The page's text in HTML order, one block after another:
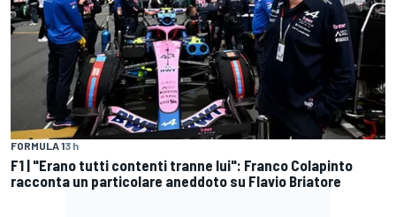
FORMULA 13 h
F1 | "Erano tutti contenti tranne lui": Franco Colapinto
racconta un particolare aneddoto su Flavio Briatore